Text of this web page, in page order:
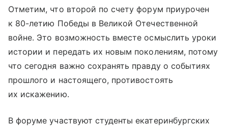
Отметим, что второй по счету форум приурочен
к 80-летию Победы в Великой Отечественной
войне. Это возможность вместе осмыслить уроки
истории и передать их новым поколениям, потому
что сегодня важно сохранять правду о событиях
прошлого и настоящего, противостоять
их искажению.
В форуме участвуют студенты екатеринбургских